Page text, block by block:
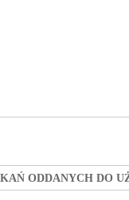
ODDANYCH DO